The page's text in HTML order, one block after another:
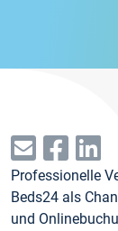
Professionelle
Beds24 als
und